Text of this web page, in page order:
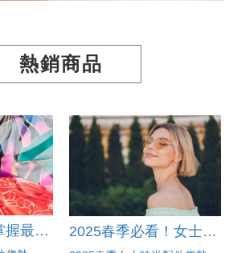
熱銷商品
2025年必備！掌握最新流行時尚配件趨勢，讓你時尚加分 2025春季必看！女士時尚配件趨勢大公開，打造完美春日風格